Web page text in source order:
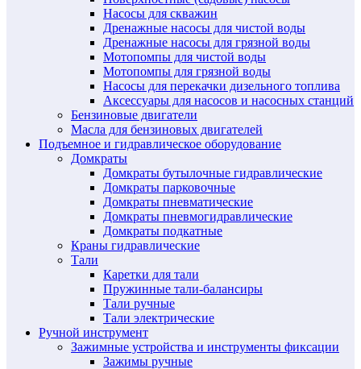
Насосы для скважин
Дренажные насосы для чистой воды
Дренажные насосы для грязной воды
Мотопомпы для чистой воды
Мотопомпы для грязной воды
Насосы для перекачки дизельного топлива
Аксессуары для насосов и насосных станций
Бензиновые двигатели
Масла для бензиновых двигателей
Подъемное и гидравлическое оборудование
Домкраты
Домкраты бутылочные гидравлические
Домкраты парковочные
Домкраты пневматические
Домкраты пневмогидравлические
Домкраты подкатные
Краны гидравлические
Тали
Каретки для тали
Пружинные тали-балансиры
Тали ручные
Тали электрические
Ручной инструмент
Зажимные устройства и инструменты фиксации
Зажимы ручные